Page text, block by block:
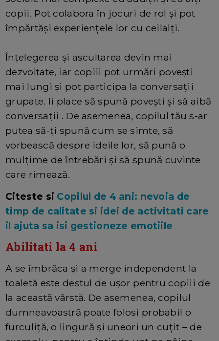
copii. Pot colabora în jocuri de rol și pot
împărtăși experiențele lor cu ceilalți.
Înțelegerea și ascultarea devin mai
dezvoltate, iar copiii pot urmări povești
mai lungi și pot participa la conversații
grupate. Ii place să spună povești și să aibă
conversații . De asemenea, copilul tău s-ar
putea să-ți spună cum se simte, să
vorbească despre ideile lor, să pună o
mulțime de întrebări și să spună cuvinte
care rimează.
Citeste si Copilul de 4 ani: nevoia de
timp de calitate si idei de activitati care
il ajuta sa isi gestioneze emotiile
Abilitati la 4 ani
A se îmbrăca și a merge independent la
toaletă este destul de ușor pentru copiii de
la această vârstă. De asemenea, copilul
dumneavoastră poate folosi probabil o
furculiță, o lingură și uneori un cuțit – de